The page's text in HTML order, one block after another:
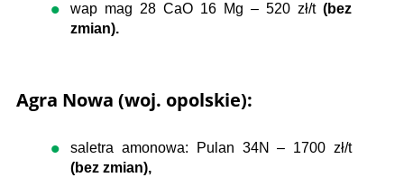
wap mag 28 CaO 16 Mg – 520 zł/t (bez
zmian).
Agra Nowa (woj. opolskie):
saletra amonowa: Pulan 34N – 1700 zł/t
(bez zmian),